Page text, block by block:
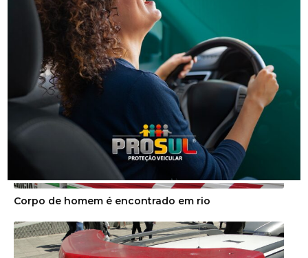
Grave acidente na BR-101 envolvendo dois
caminhões deixa um motorista morto
Corpo de homem é encontrado em rio